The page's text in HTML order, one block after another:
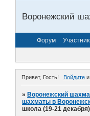
Воронежский
Форум
Привет, Гость! Войдите
»Воронежский
шахматы в
школа (19-21 декабря)